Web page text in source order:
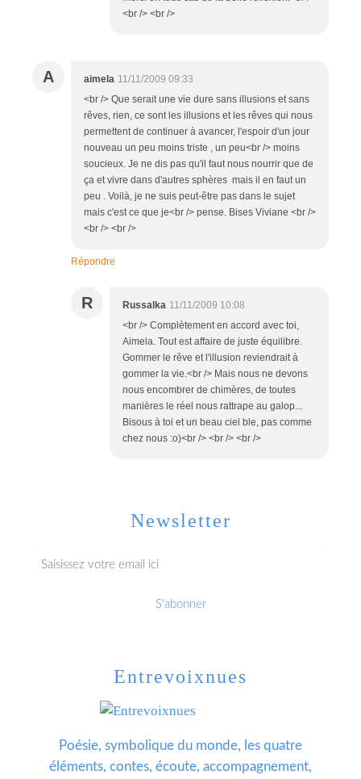
<br /> <br />
A aimela 11/11/2009 09:33
<br /> Que serait une vie dure sans illusions et sans
rêves, rien, ce sont les illusions et les rêves qui nous
permettent de continuer à avancer, l'espoir d'un jour
nouveau un peu moins triste , un peu<br /> moins
soucieux. Je ne dis pas qu'il faut nous nourrir que de
ça et vivre dans d'autres sphères mais il en faut un
peu . Voilà, je ne suis peut-être pas dans le sujet
mais c'est ce que je<br /> pense. Bises Viviane <br />
<br /> <br />
Répondre
R Russalka 11/11/2009 10:08
<br /> Complètement en accord avec toi,
Aimela. Tout est affaire de juste équilibre.
Gommer le rêve et l'illusion reviendrait à
gommer la vie.<br /> Mais nous ne devons
nous encombrer de chimères, de toutes
manières le réel nous rattrape au galop...
Bisous à toi et un beau ciel ble, pas comme
chez nous :o)<br /> <br /> <br />
Newsletter
Entrevoixnues
Poésie, symbolique du monde, les quatre
éléments, contes, écoute, accompagnement,